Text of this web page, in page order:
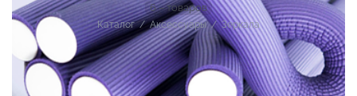
6 – товаров
Каталог / Аксессуары / Зеркала